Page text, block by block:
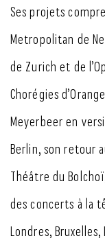
Ses projets
Metropolitan de
de Zurich et de
Chorégies
Meyerbeer en
Berlin, son retour
Théâtre du
des concerts à la
Londres,